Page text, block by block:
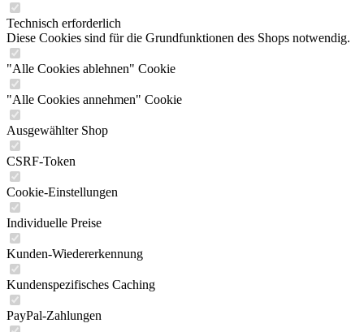
Technisch erforderlich
Diese Cookies sind für die Grundfunktionen des Shops notwendig.
"Alle Cookies ablehnen" Cookie
"Alle Cookies annehmen" Cookie
Ausgewählter Shop
CSRF-Token
Cookie-Einstellungen
Individuelle Preise
Kunden-Wiedererkennung
Kundenspezifisches Caching
PayPal-Zahlungen